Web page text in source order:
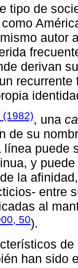
tipo de
autor
derivan
(1982), una
de su
línea puede
y
la
entre
al
50).
han sido